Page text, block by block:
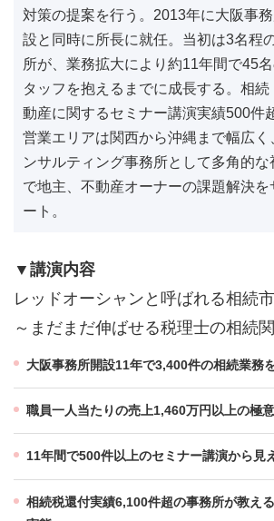
対策の提案を行う。2013年に大阪事
設と同時に所長に就任。当初は3名程
所が、業務拡大により約11年間で45
タッフを抱えるまでに成長する。相続
動産に関するセミナー講演実績500件
営業エリアは関西から沖縄まで幅広く
ンサルティング事務所として多角的な
で地主、不動産オーナーの課題解決を
ート。
▼講演内容
レッドオーシャンと呼ばれる相続
～まだまだ伸ばせる税理士の相続
大阪事務所開設11年で3,400件の相続業務
職員一人当たりの売上1,460万円以上の極意
11年間で500件以上のセミナー講演から見
相続税還付実績6,100件超の事務所が教え